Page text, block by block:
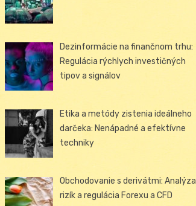
Dezinformácie na finančnom trhu:
Regulácia rýchlych investičných
tipov a signálov
Etika a metódy zistenia ideálneho
darčeka: Nenápadné a efektívne
techniky
Obchodovanie s derivátmi: Analýza
rizík a regulácia Forexu a CFD